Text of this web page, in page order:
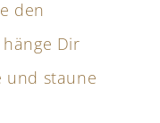
den
Dir
und staune